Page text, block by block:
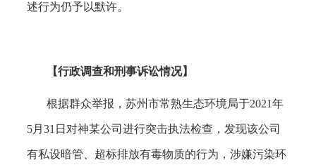
述行为仍予以默许。
【行政调查和刑事诉讼情况】
根据群众举报，苏州市常熟生态环境局于2021年
5月31日对神某公司进行突击执法检查，发现该公司
有私设暗管、超标排放有毒物质的行为，涉嫌污染环